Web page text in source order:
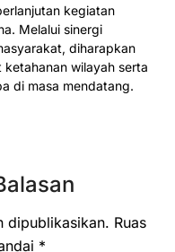
kegiatan
Melalui sinergi
diharapkan
ketahanan wilayah serta
di masa mendatang.
dipublikasikan. Ruas
*